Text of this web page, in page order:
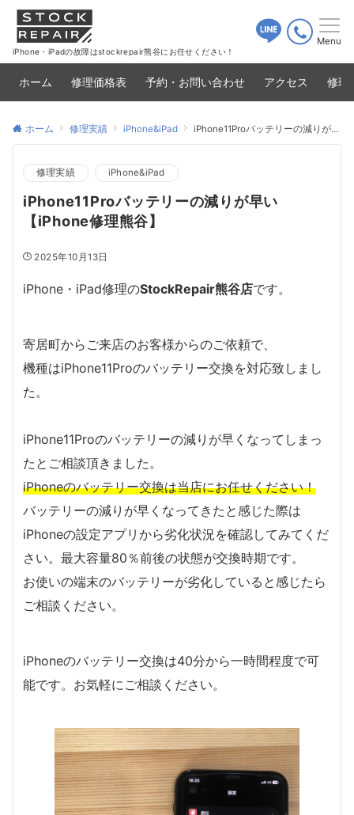
iPhone・iPadの故障はstockrepair熊谷にお任せください！
Menu
ホーム 修理価格表 予約・お問い合わせ アクセス 修理
ホーム 修理実績 iPhone&iPad iPhone11Proバッテリーの減りが早い【iPhone修理熊谷】
修理実績 iPhone&iPad
iPhone11Proバッテリーの減りが早い
【iPhone修理熊谷】
2025年10月13日
iPhone・iPad修理のStockRepair熊谷店です。
寄居町からご来店のお客様からのご依頼で、
機種はiPhone11Proのバッテリー交換を対応致しまし
た。
iPhone11Proのバッテリーの減りが早くなってしまっ
たとご相談頂きました。
iPhoneのバッテリー交換は当店にお任せください！
バッテリーの減りが早くなってきたと感じた際は
iPhoneの設定アプリから劣化状況を確認してみてくだ
さい。最大容量80％前後の状態が交換時期です。
お使いの端末のバッテリーが劣化していると感じたら
ご相談ください。
iPhoneのバッテリー交換は40分から一時間程度で可
能です。お気軽にご相談ください。